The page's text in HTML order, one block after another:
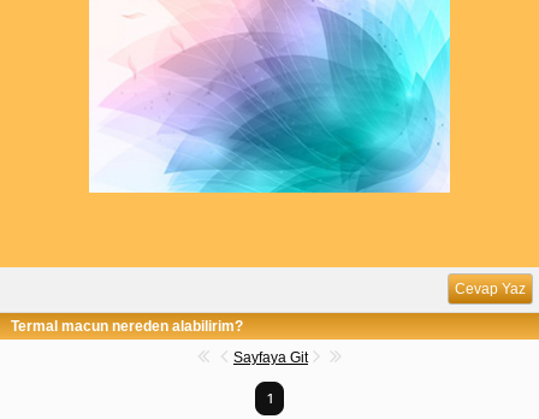
Cevap Yaz
Termal macun nereden alabilirim?
Sayfaya Git
1